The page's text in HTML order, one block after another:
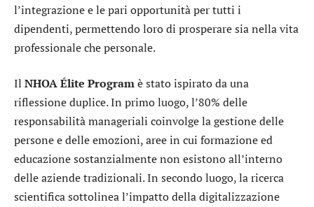
l’integrazione e le pari opportunità per tutti i
dipendenti, permettendo loro di prosperare sia nella vita
professionale che personale.
Il NHOA Élite Programè stato ispirato da una
riflessione duplice. In primo luogo, l’80% delle
responsabilità manageriali coinvolge la gestione delle
persone e delle emozioni, aree in cui formazione ed
educazione sostanzialmente non esistono all’interno
delle aziende tradizionali. In secondo luogo, la ricerca
scientifica sottolinea l’impatto della digitalizzazione